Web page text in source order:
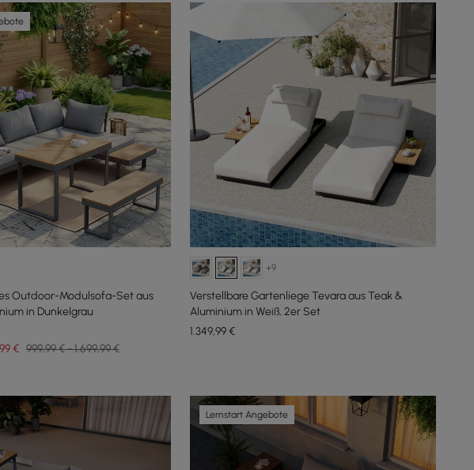
Outdoor-Modulsofa-Set aus
in Dunkelgrau
€ 999,99 € - 1.699,99 €
+9
Verstellbare Gartenliege Tevara aus Teak &
Aluminium in Weiß, 2er Set
1.349,99€
Lernstart Angebote